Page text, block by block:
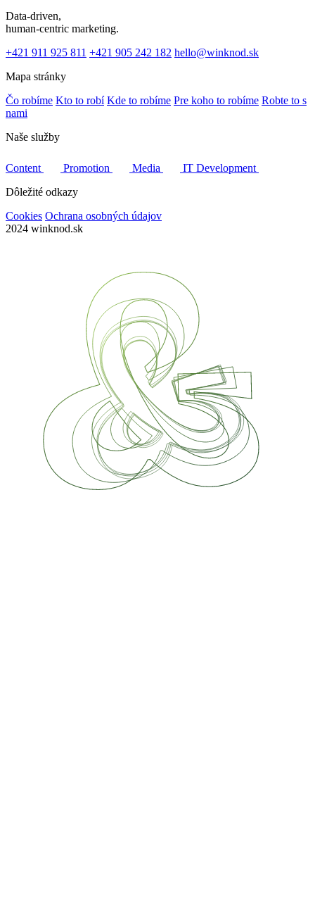
Data-driven,
human-centric marketing.
+421 911 925 811 +421 905 242 182 hello@winknod.sk
Mapa stránky
Čo robíme Kto to robí Kde to robíme Pre koho to robíme Robte to s
nami
Naše služby
Content Promotion Media
IT Development
Dôležité odkazy
Cookies Ochrana osobných údajov
2024 winknod.sk